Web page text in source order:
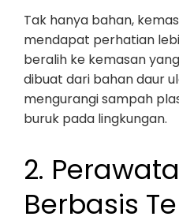
Tak hanya bahan,
mendapat perhatian
beralih ke kemasan
dibuat dari bahan daur
mengurangi sampah
buruk pada lingkungan.
2.
Berbasis